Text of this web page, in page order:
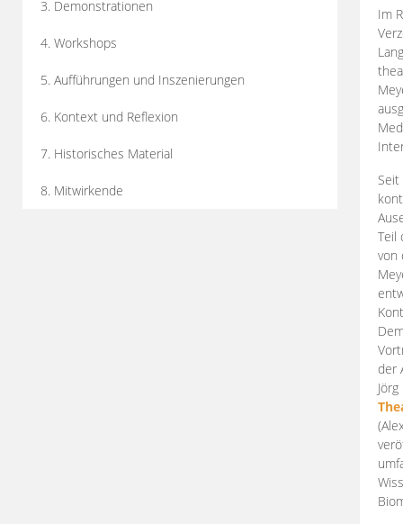
3. Demonstrationen
4. Workshops
5. Aufführungen und Inszenierungen
6. Kontext und Reflexion
7. Historisches Material
8. Mitwirkende
Im
Teil
von
der